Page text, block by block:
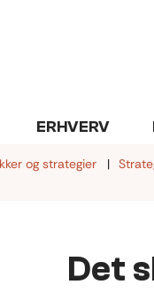
ERHVERV
og strategier
Det